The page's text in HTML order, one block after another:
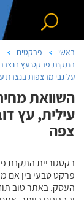
ראשי פרקטים
התקנת פרקט עץ
על גבי מרצפות בנצרת
השוואת
עילית, עץ
צפה
בקטגוריית התקנת
פרקט טבעי בין אם
העסק. באתר טוב